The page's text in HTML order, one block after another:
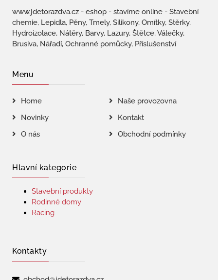
www.jdetorazdva.cz - eshop - stavíme online - Stavební
chemie, Lepidla, Pěny, Tmely, Silikony, Omítky, Stěrky,
Hydroizolace, Nátěry, Barvy, Lazury, Štětce, Válečky,
Brusiva, Nářadí, Ochranné pomůcky, Příslušenství
Menu
Home
Naše provozovna
Novinky
Kontakt
O nás
Obchodní podmínky
Hlavní kategorie
Stavební produkty
Rodinné domy
Racing
Kontakty